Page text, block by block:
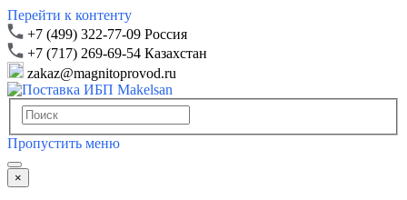
Перейти к контенту
+7 (499) 322-77-09 Россия
+7 (717) 269-69-54 Казахстан
zakaz@magnitoprovod.ru
Пропустить меню
×